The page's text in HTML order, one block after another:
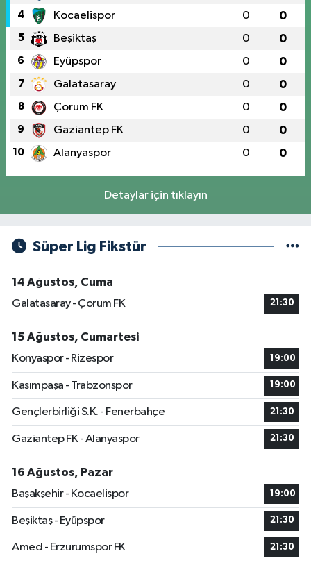
4 Kocaelispor 0 0
5 Beşiktaş 0 0
6 Eyüpspor 0 0
7 Galatasaray 0 0
8 Çorum FK 0 0
9 Gaziantep FK 0 0
10 Alanyaspor 0 0
Detaylar için tıklayın
Süper Lig Fikstür
14 Ağustos, Cuma
Galatasaray - Çorum FK
21:30
15 Ağustos, Cumartesi
Konyaspor - Rizespor
19:00
Kasımpaşa - Trabzonspor 19:00
Gençlerbirliği S.K. - Fenerbahçe 21:30
Gaziantep FK - Alanyaspor 21:30
16 Ağustos, Pazar
Başakşehir - Kocaelispor
19:00
Beşiktaş - Eyüpspor 21:30
Amed - Erzurumspor FK 21:30